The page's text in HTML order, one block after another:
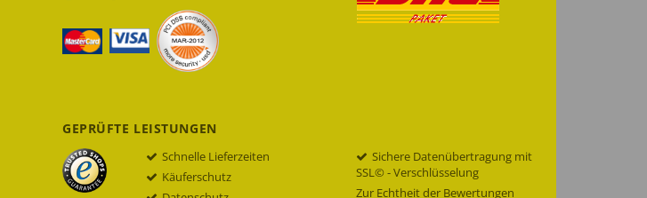
GEPRÜFTE LEISTUNGEN
Schnelle Lieferzeiten
Käuferschutz
Sichere Datenübertragung mit
SSL© - Verschlüsselung
Zur Echtheit der Bewertungen